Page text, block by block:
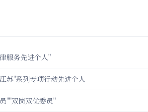
服务先进个人"
苏"系列专项行动先进个人
""双岗双优委员"